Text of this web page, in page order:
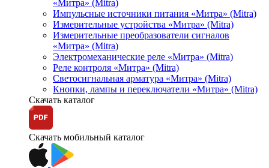
«Митра» (Mitra)
Импульсные источники питания «Митра» (Mitra)
Измерительные устройства «Митра» (Mitra)
Измерительные преобразователи сигналов
«Митра» (Mitra)
Электромеханические реле «Митра» (Mitra)
Реле контроля «Митра» (Mitra)
Светосигнальная арматура «Митра» (Mitra)
Кнопки, лампы и переключатели «Митра» (Mitra)
Скачать каталог
Скачать мобильный каталог